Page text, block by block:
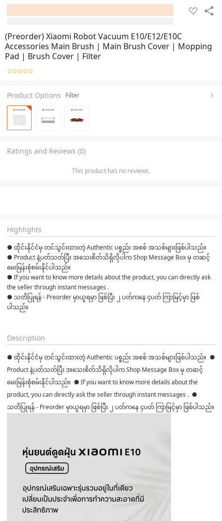
(Preorder) Xiaomi Robot Vacuum E10/E12/E10C
Accessories Main Brush | Main Brush Cover | Mopping
Pad | Brush Cover | Filter
Product Options Filter
Ratings and Reviews (0)
This product has no reviews.
Highlights
● ထိုင်းနိုင်ငံမှ တင်သွင်းထားတဲ့ Authentic ပစ္စည်း အစစ် အသစ်များဖြစ်ပါသည်။
● Product နဲ့ပတ်သတ်ပြီး အသေးစိတ်သိရှိလိုပါက Shop Message Box မှ တဆင့်
မေးမြန်းစုံစမ်းနိုင်ပါသည်။
● If you want to know more details about the product, you can directly ask
the seller through instant messages .
● သတိပြုရန် - Preorder မှာယူရမှာ ဖြစ်ပြီး ၂ ပတ်ကနေ ၄ပတ် ကြာမြင့်မှာ ဖြစ်
ပါသည်။
Description
● ထိုင်းနိုင်ငံမှ တင်သွင်းထားတဲ့ Authentic ပစ္စည်း အစစ် အသစ်များဖြစ်ပါသည်။ ●
Product နဲ့ပတ်သတ်ပြီး အသေးစိတ်သိရှိလိုပါက Shop Message Box မှ တဆင့်
မေးမြန်းစုံစမ်းနိုင်ပါသည်။ ● If you want to know more details about the
product, you can directly ask the seller through instant messages . ●
သတိပြုရန် - Preorder မှာယူရမှာ ဖြစ်ပြီး ၂ ပတ်ကနေ ၄ပတ် ကြာမြင့်မှာ ဖြစ်ပါသည်။